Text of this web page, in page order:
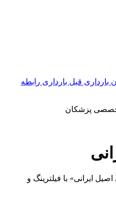
بارداری قبل بارداری رابطه
پزشکان
اصیل ایرانی» با فیلترینگ و